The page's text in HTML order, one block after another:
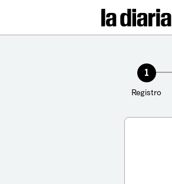
1
Registro